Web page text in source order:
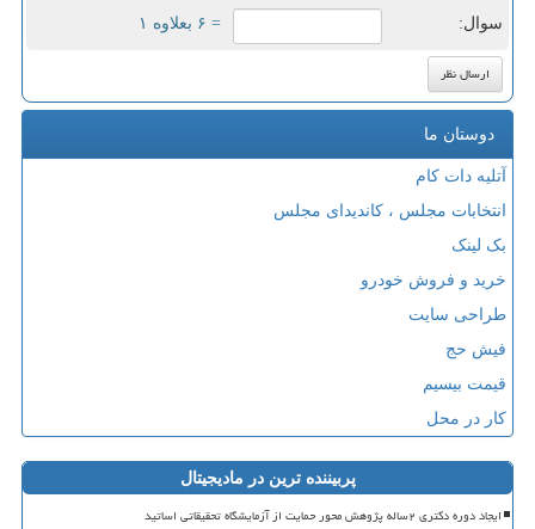
سوال: = ۶ بعلاوه ۱
دوستان ما
آتلیه دات کام
انتخابات مجلس ، کاندیدای مجلس
بک لینک
خرید و فروش خودرو
طراحی سایت
فیش حج
قیمت بیسیم
کار در محل
پربیننده ترین در مادیجیتال
ایجاد دوره دکتری ۲ساله پژوهش محور حمایت از آزمایشگاه تحقیقاتی اساتید